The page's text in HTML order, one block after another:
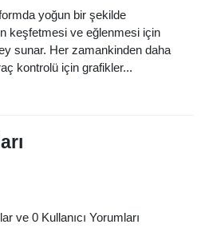
yoğun bir şekilde
keşfetmesi ve eğlenmesi için
sunar. Her zamankinden daha
kontrolü için grafikler...
ve 0 Kullanıcı Yorumları